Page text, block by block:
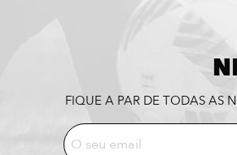
FIQUE A PAR DE TODAS AS